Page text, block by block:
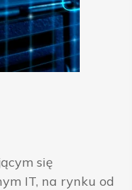
się
IT, na rynku od